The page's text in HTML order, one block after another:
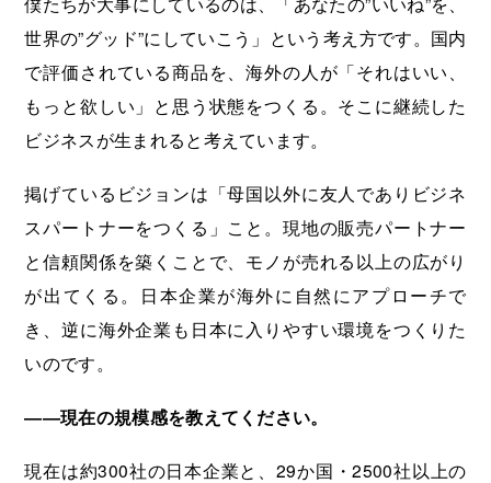
世界の”グッド”にしていこう」という考え方です。国内
で評価されている商品を、海外の人が「それはいい、
もっと欲しい」と思う状態をつくる。そこに継続した
ビジネスが生まれると考えています。
掲げているビジョンは「母国以外に友人でありビジネ
スパートナーをつくる」こと。現地の販売パートナー
と信頼関係を築くことで、モノが売れる以上の広がり
が出てくる。日本企業が海外に自然にアプローチで
き、逆に海外企業も日本に入りやすい環境をつくりた
いのです。
――現在の規模感を教えてください。
現在は約300社の日本企業と、29か国・2500社以上の